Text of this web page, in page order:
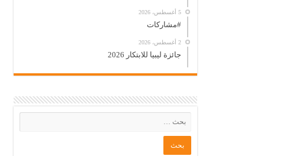
5 أغسطس، 2026
#مشاركات
2 أغسطس، 2026
جائزة ليبيا للابتكار 2026